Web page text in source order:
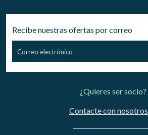
Recibe nuestras ofertas por correo
¿Quieres ser socio?
Contacte con nosotros